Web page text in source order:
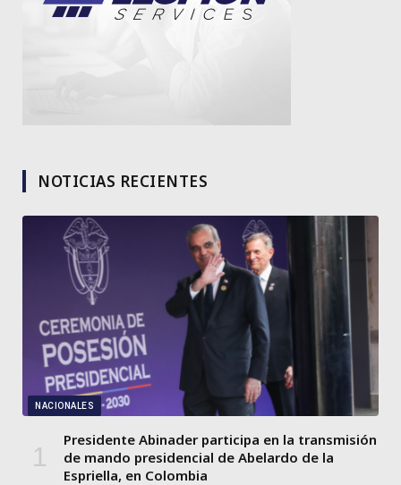
NOTICIAS RECIENTES
NACIONALES
Presidente Abinader participa en la transmisión
de mando presidencial de Abelardo de la
Espriella, en Colombia